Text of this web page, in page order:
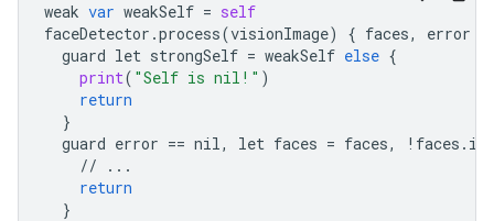
weak var weakSelf = self
faceDetector .process(visionImage) { faces, error
guard let strongSelf = weakSelf else {
print( "Self is nil!" )
return
}
guard error == nil, let faces = faces, ! faces .
//
...
return
}